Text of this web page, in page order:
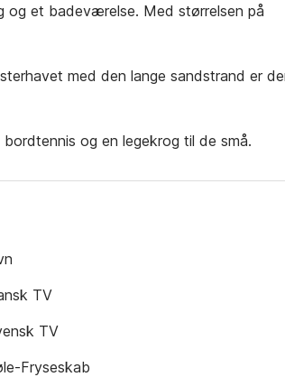
og et badeværelse. Med størrelsen på
med den lange sandstrand er
og en legekrog til de små.
TV
TV
Fryseskab